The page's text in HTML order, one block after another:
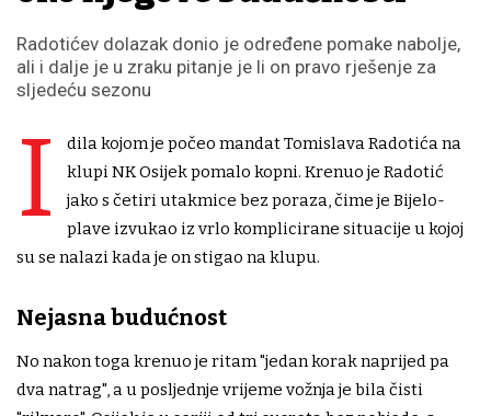
Radotićev dolazak donio je određene pomake nabolje,
ali i dalje je u zraku pitanje je li on pravo rješenje za
sljedeću sezonu
I
dila kojom je počeo mandat Tomislava Radotića na
klupi NK Osijek pomalo kopni. Krenuo je Radotić
jako s četiri utakmice bez poraza, čime je Bijelo-
plave izvukao iz vrlo komplicirane situacije u kojoj
su se nalazi kada je on stigao na klupu.
Nejasna budućnost
No nakon toga krenuo je ritam "jedan korak naprijed pa
dva natrag", a u posljednje vrijeme vožnja je bila čisti